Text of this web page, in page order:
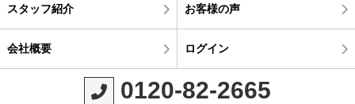
スタッフ紹介 お客様の声
会社概要 ログイン
0120-82-2665